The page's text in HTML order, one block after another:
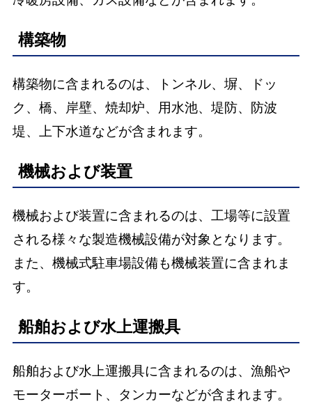
構築物
構築物に含まれるのは、トンネル、塀、ドッ
ク、橋、岸壁、焼却炉、用水池、堤防、防波
堤、上下水道などが含まれます。
機械および装置
機械および装置に含まれるのは、工場等に設置
される様々な製造機械設備が対象となります。
また、機械式駐車場設備も機械装置に含まれま
す。
船舶および水上運搬具
船舶および水上運搬具に含まれるのは、漁船や
モーターボート、タンカーなどが含まれます。